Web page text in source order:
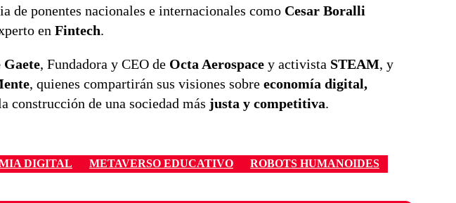
de ponentes nacionales e internacionales como Cesar Boralli
en Fintech.
, Fundadora y CEO de Octa Aerospace y activista STEAM, y
, quienes compartirán sus visiones sobre economía digital,
construcción de una sociedad más justa y competitiva.
DIGITAL METAVERSO EDUCATIVO
ROBOTS HUMANOIDES